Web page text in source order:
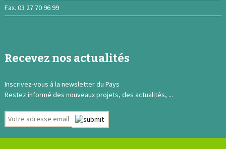
Fax. 03 27 70 96 99
Recevez nos actualités
Inscrivez-vous à la newsletter du Pays
Restez informé des nouveaux projets, des actualités, ...